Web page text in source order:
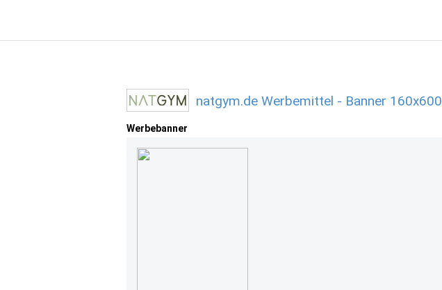
natgym.de Werbemittel - Banner 160x600
Werbebanner